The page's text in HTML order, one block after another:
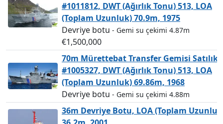
#1011812, DWT (Ağırlık Tonu) 513, LOA
(Toplam Uzunluk) 70.9m, 1975
Devriye botu - Gemi su çekimi 4.87m
€1,500,000
70m Mürettebat Transfer Gemisi Satılık /
#1005327, DWT (Ağırlık Tonu) 513, LOA
(Toplam Uzunluk) 69.86m, 1968
Devriye botu - Gemi su çekimi 4.88m
36m Devriye Botu, LOA (Toplam